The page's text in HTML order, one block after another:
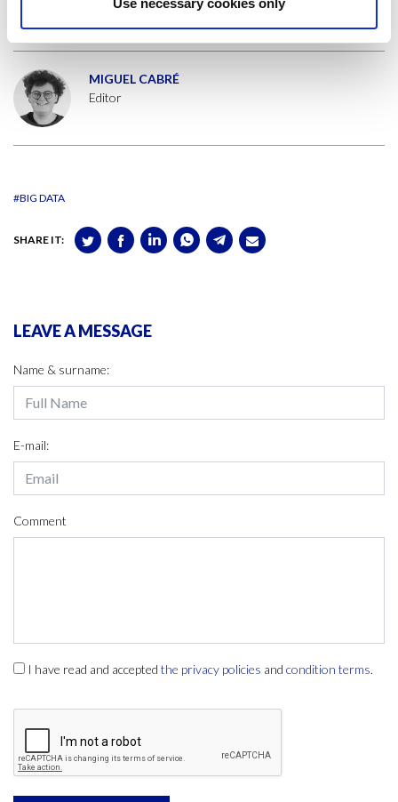
MIGUEL CABRÉ
Editor
#BIG DATA
SHARE IT:
LEAVE A MESSAGE
Name & surname:
E-mail:
Comment
I have read and accepted the privacy policies and condition terms.